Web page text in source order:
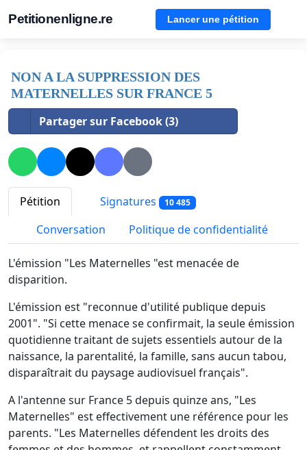
Petitionenligne.re Lancer une pétition
NON A LA SUPPRESSION DES
MATERNELLES SUR FRANCE 5
Partager sur Facebook (3)
Pétition Signatures 10 485
Conversation Politique de confidentialité
L'émission "Les Maternelles "est menacée de
disparition.
L'émission est "reconnue d'utilité publique depuis
2001". "Si cette menace se confirmait, la seule émission
quotidienne traitant de sujets essentiels autour de la
naissance, la parentalité, la famille, sans aucun tabou,
disparaîtrait du paysage audiovisuel français".
A l'antenne sur France 5 depuis quinze ans, "Les
Maternelles" est effectivement une référence pour les
parents. "Les Maternelles défendent les droits des